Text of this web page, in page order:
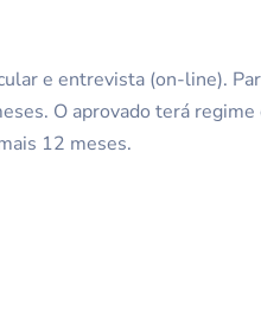
e entrevista (on-line).
O aprovado terá
12 meses.